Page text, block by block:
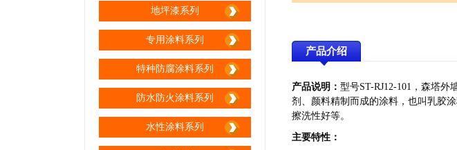
地坪漆系列
专用涂料系列
特种防腐涂料系列
防水防火涂料系列
水性涂料系列
生产区间
产品介绍
产品说明： 型号ST-RJ12-101，森塔外
剂、颜料精制而成的涂料，也叫乳胶
擦洗性好等。
主要特性：